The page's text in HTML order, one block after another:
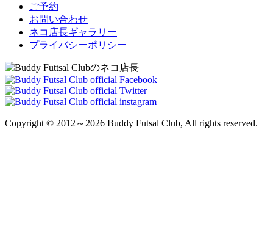
ご予約
お問い合わせ
ネコ店長ギャラリー
プライバシーポリシー
Copyright © 2012～2026 Buddy Futsal Club, All rights reserved.